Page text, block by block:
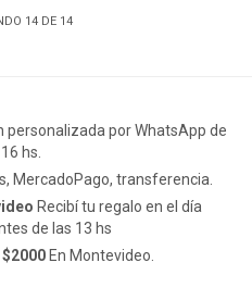
14DE 14
por WhatsApp de
hs.
MercadoPago, transferencia.
Recibí tu regalo en el día
de las 13 hs
En Montevideo.